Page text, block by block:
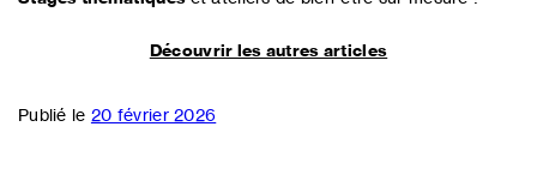
Découvrir les autres articles
Publié le 20 février 2026